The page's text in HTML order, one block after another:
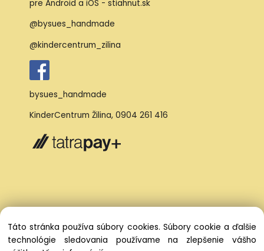
@bysues_handmade
@kindercentrum_zilina
bysues_handmade
KinderCentrum Žilina, 0904 261 416
Táto stránka používa súbory cookies. Súbory cookie a ďalšie
technológie sledovania používame na zlepšenie vášho